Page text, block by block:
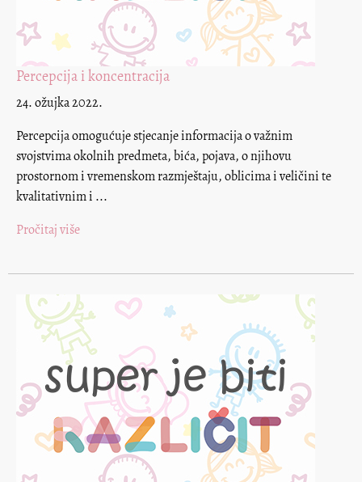
Percepcija i koncentracija
24. ožujka 2022.
Percepcija omogućuje stjecanje informacija o važnim
svojstvima okolnih predmeta, bića, pojava, o njihovu
prostornom i vremenskom razmještaju, oblicima i veličini te
kvalitativnim i ...
Pročitaj više